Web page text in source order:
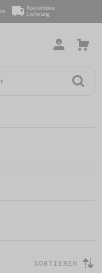
Kostenlose
Lieferung
SORTIEREN